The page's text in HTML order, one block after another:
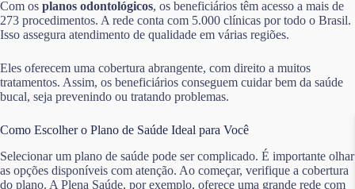
Com os planos odontológicos, os beneficiários têm acesso a mais de
273 procedimentos. A rede conta com 5.000 clínicas por todo o Brasil.
Isso assegura atendimento de qualidade em várias regiões.
Eles oferecem uma cobertura abrangente, com direito a muitos
tratamentos. Assim, os beneficiários conseguem cuidar bem da saúde
bucal, seja prevenindo ou tratando problemas.
Como Escolher o Plano de Saúde Ideal para Você
Selecionar um plano de saúde pode ser complicado. É importante olhar
as opções disponíveis com atenção. Ao começar, verifique a cobertura
do plano. A Plena Saúde, por exemplo, oferece uma grande rede com